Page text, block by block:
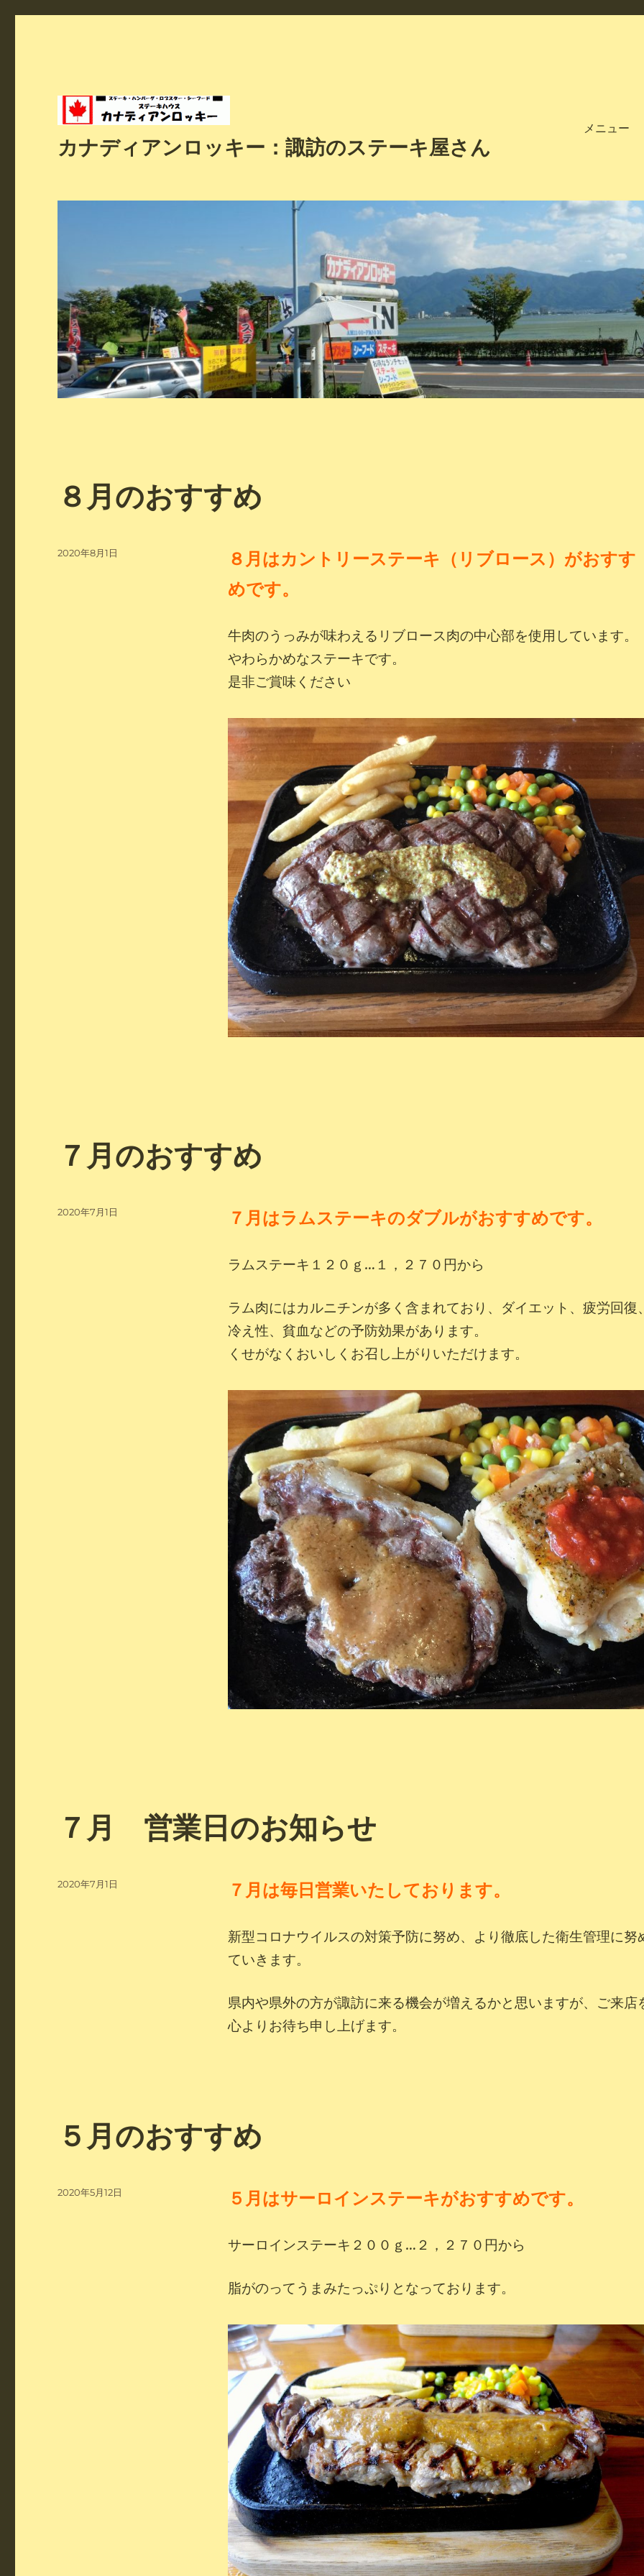
カナディアンロッキー：諏訪のステーキ屋さん
メニュー
お
知
せ
８月のおすすめ
８ 月はカントリーステーキ（リブロース）がおすす
めです。
牛肉のうっみが味わえるリブロース肉の中心部を使用しています。
やわらかめなステーキです。
是非ご賞味ください
投
2020年8月1日
７月のおすすめ
７ 月はラムステーキのダブルがおすすめです。
ラムステーキ１２０ ｇ…１，２７０円から
ラム肉にはカルニチンが多く含まれており、ダイエット、疲労回復
冷え性、貧血などの予防効果があります。
くせがなくおいしくお召し上がりいただけます。
投
2020年7月1日
７月 営業日のお知らせ
７ 月は毎日営業いたしております。
新型コロナウイルスの対策予防に努め、より徹底した衛生管理に努
ていきます。
県内や県外の方が諏訪に来る機会が増えるかと思いますが、ご来店
心よりお待ち申し上げます。
投
2020年7月1日
５月のおすすめ
５ 月はサーロインステーキがおすすめです。
サーロインステーキ２００ ｇ…２，２７０円から
脂がのってうまみたっぷりとなっております。
投
2020年5月12日